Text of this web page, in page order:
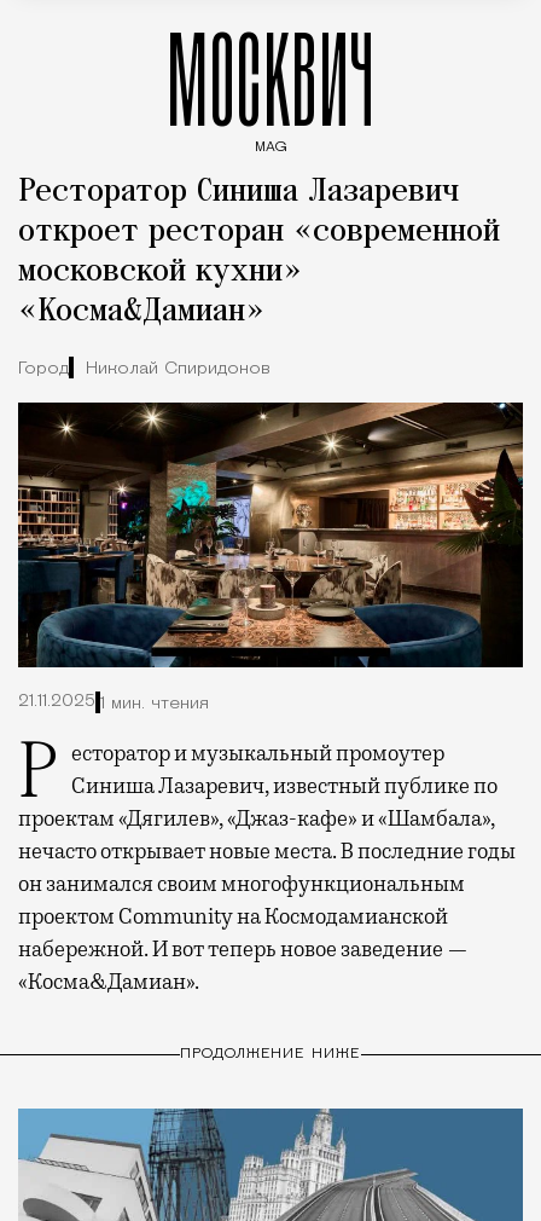
МОСКВИЧ
MAG
Ресторатор Синиша Лазаревич
откроет ресторан «современной
московской кухни»
«Косма&Дамиан»
Город Николай Спиридонов
21.11.2025 1 мин. чтения
Ресторатор и музыкальный промоутер
Синиша Лазаревич, известный публике по
проектам «Дягилев», «Джаз-кафе» и «Шамбала»,
нечасто открывает новые места. В последние годы
он занимался своим многофункциональным
проектом Community на Космодамианской
набережной. И вот теперь новое заведение —
«Косма&Дамиан».
ПРОДОЛЖЕНИЕ НИЖЕ